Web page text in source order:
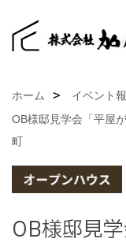
ホーム
イベント
OB様邸見学会「平屋
町
OB様邸見